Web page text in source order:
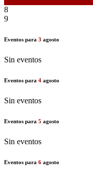
8
9
Eventos para 3 agosto
Sin eventos
Eventos para 4 agosto
Sin eventos
Eventos para 5 agosto
Sin eventos
Eventos para 6 agosto